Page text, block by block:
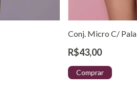
Conj. Micro C/ Pala
R$43,00
Comprar